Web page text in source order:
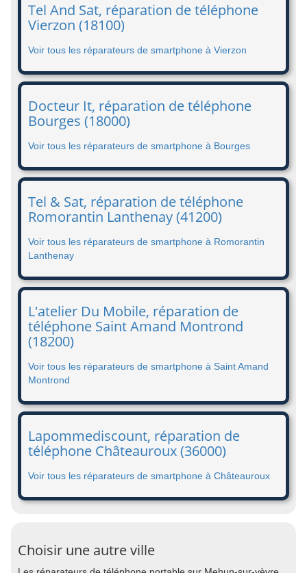
Tel And Sat, réparation de téléphone
Vierzon (18100)
Voir tous les réparateurs de smartphone à Vierzon
Docteur It, réparation de téléphone
Bourges (18000)
Voir tous les réparateurs de smartphone à Bourges
Tel & Sat, réparation de téléphone
Romorantin Lanthenay (41200)
Voir tous les réparateurs de smartphone à Romorantin
Lanthenay
L'atelier Du Mobile, réparation de
téléphone Saint Amand Montrond
(18200)
Voir tous les réparateurs de smartphone à Saint Amand
Montrond
Lapommediscount, réparation de
téléphone Châteauroux (36000)
Voir tous les réparateurs de smartphone à Châteauroux
Choisir une autre ville